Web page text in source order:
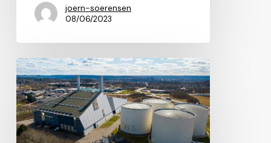
joern-soerensen
08/06/2023
Kommunalt
forsyningsselskab
fejlinvesterer
for
70